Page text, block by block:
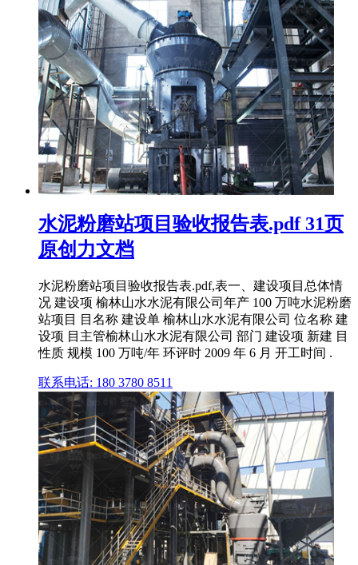
水泥粉磨站项目验收报告表.pdf 31页
原创力文档
水泥粉磨站项目验收报告表.pdf,表一、建设项目总体情
况 建设项 榆林山水水泥有限公司年产 100 万吨水泥粉磨
站项目 目名称 建设单 榆林山水水泥有限公司 位名称 建
设项 目主管榆林山水水泥有限公司 部门 建设项 新建 目
性质 规模 100 万吨/年 环评时 2009 年 6 月 开工时间 .
联系电话: 180 3780 8511